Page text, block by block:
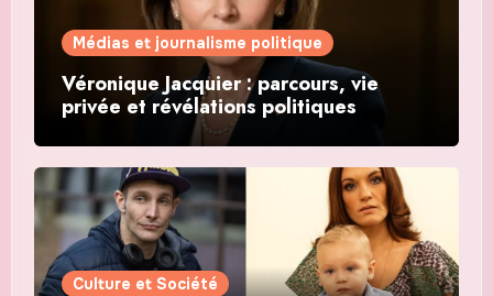
Médias et journalisme politique
Véronique Jacquier : parcours, vie
privée et révélations politiques
Culture et Société